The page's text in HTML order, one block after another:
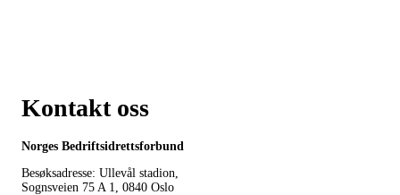
Kontakt oss
Norges Bedriftsidrettsforbund
Besøksadresse: Ullevål stadion,
Sognsveien 75 A 1, 0840 Oslo